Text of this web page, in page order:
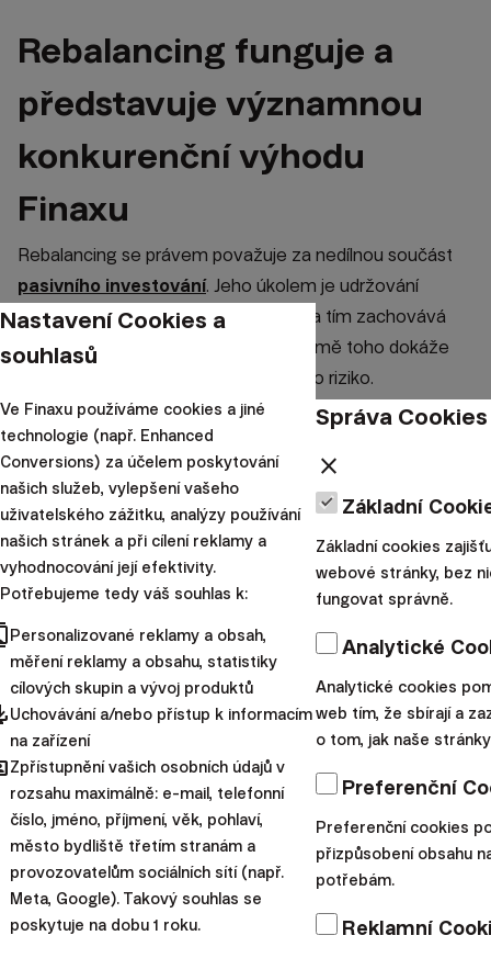
Rebalancing funguje a
představuje významnou
konkurenční výhodu
Finaxu
Rebalancing se právem považuje za nedílnou součást
pasivního investování. Jeho úkolem je udržování
složení portfolia v optimální skladbě, a tím zachovává
jeho rizikovost na vhodné úrovni. Kromě toho dokáže
zvýšit výnosnost portfolia a snížit jeho riziko.
Na příkladu konkrétního účtu klienta Finaxu jsme
jednoznačně prokázali, že rebalancing skutečně dodává
investicím tyto benefity.
Z výsledků rebalancingu vyplývá několik důležitých
závěrů pro každého inteligentního investora i
potenciálního klienta Finaxu.
Upozorňujeme, že u každého klienta rebalancing vypadá
rozdílně. Uvedený příklad je jeden konkrétní účet na
ilustraci rebalancingu. Jednotlivé účty, na kterých proběhl
v březnu rebalancing, měli v době jeho realizace rozdílné
složení portfolií, podíl fondů byl rozličný, proto i samotné
obchody mohou být jiné, co se týče jejich velikosti, ale i
samotných cenných papírů.
Každý účet ve Finaxu je individuální s různými daty
investic, tím pádem i s rozdílnými průměrnými nákupními
cenami ETF. Zároveň na účtech mohou být uplatněny
různé slevy, které odlišují celkovou výši nákladů. V
Nastavení Cookies a
souhlasů
Ve Finaxu používáme cookies a jiné
technologie (např. Enhanced
Conversions) za účelem poskytování
našich služeb, vylepšení vašeho
uživatelského zážitku, analýzy používání
našich stránek a při cílení reklamy a
vyhodnocování její efektivity.
Potřebujeme tedy váš souhlas k:
Personalizované reklamy a obsah,
měření reklamy a obsahu, statistiky
cílových skupin a vývoj produktů
Uchovávání a/nebo přístup k informacím
na zařízení
Zpřístupnění vašich osobních údajů v
rozsahu maximálně: e-mail, telefonní
číslo, jméno, příjmení, věk, pohlaví,
město bydliště třetím stranám a
provozovatelům sociálních sítí (např.
Meta, Google). Takový souhlas se
poskytuje na dobu 1 roku.
Správa Cookies
close
Základní
Základní cookies
webové stránky, bez
fungovat správně.
Analytické
Analytické cookies
web tím, že sbírají a
o tom, jak naše
Preferenční
Preferenční cookies
přizpůsobení obsahu
potřebám.
Reklamní